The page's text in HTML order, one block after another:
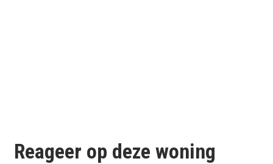
Reageer op deze woning